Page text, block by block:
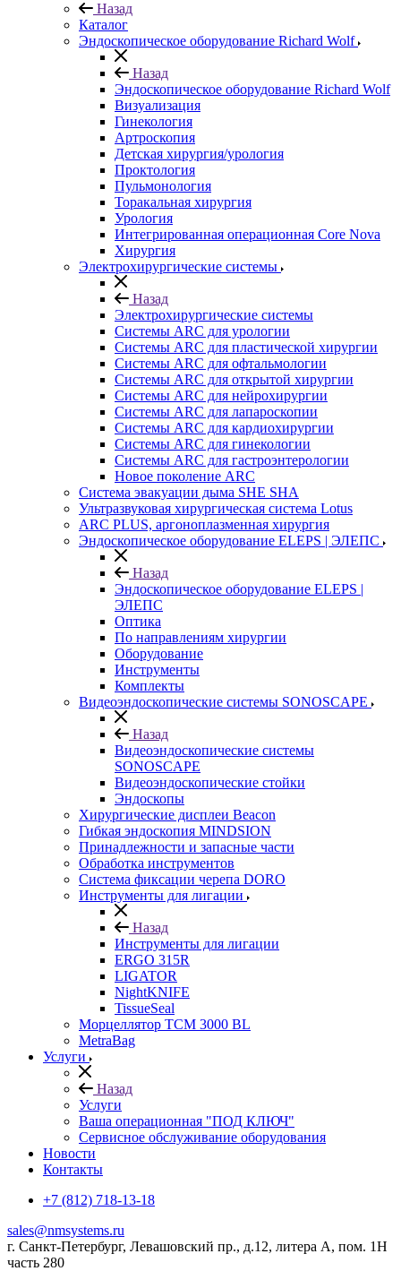
Назад
Каталог
Эндоскопическое оборудование Richard Wolf
Назад
Эндоскопическое оборудование Richard Wolf
Визуализация
Гинекология
Артроскопия
Детская хирургия/урология
Проктология
Пульмонология
Торакальная хирургия
Урология
Интегрированная операционная Core Nova
Хирургия
Электрохирургические системы
Назад
Электрохирургические системы
Системы ARC для урологии
Системы ARC для пластической хирургии
Системы ARC для офтальмологии
Системы ARC для открытой хирургии
Системы ARC для нейрохирургии
Системы ARC для лапароскопии
Системы ARC для кардиохирургии
Системы ARC для гинекологии
Системы ARC для гастроэнтерологии
Новое поколение ARC
Система эвакуации дыма SHE SHA
Ультразвуковая хирургическая система Lotus
ARC PLUS, аргоноплазменная хирургия
Эндоскопическое оборудование ELEPS | ЭЛЕПС
Назад
Эндоскопическое оборудование ELEPS |
ЭЛЕПС
Оптика
По направлениям хирургии
Оборудование
Инструменты
Комплекты
Видеоэндоскопические системы SONOSCAPE
Назад
Видеоэндоскопические системы
SONOSCAPE
Видеоэндоскопические стойки
Эндоскопы
Хирургические дисплеи Beacon
Гибкая эндоскопия MINDSION
Принадлежности и запасные части
Обработка инструментов
Система фиксации черепа DORO
Инструменты для лигации
Назад
Инструменты для лигации
ERGO 315R
LIGATOR
NightKNIFE
TissueSeal
Морцеллятор ТСМ 3000 BL
MetraBag
Услуги
Назад
Услуги
Ваша операционная "ПОД КЛЮЧ"
Сервисное обслуживание оборудования
Новости
Контакты
+7 (812) 718-13-18
sales@nmsystems.ru
г. Санкт-Петербург, Левашовский пр., д.12, литера А, пом. 1Н
часть 280